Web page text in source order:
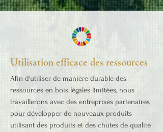
Utilisation efficace des ressources
Afin d'utiliser de manière durable des
ressources en bois légales limitées, nous
travaillerons avec des entreprises partenaires
pour développer de nouveaux produits
utilisant des produits et des chutes de qualité